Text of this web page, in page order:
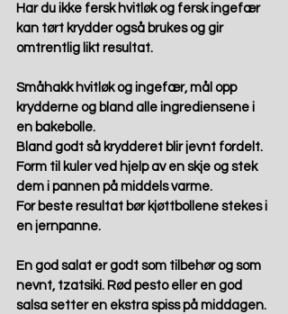
Har du ikke fersk hvitløk og fersk ingefær
kan tørt krydder også brukes og gir
omtrentlig likt resultat.
Småhakk hvitløk og ingefær, mål opp
krydderne og bland alle ingrediensene i
en bakebolle.
Bland godt så krydderet blir jevnt fordelt.
Form til kuler ved hjelp av en skje og stek
dem i pannen på middels varme.
For beste resultat bør kjøttbollene stekes i
en jernpanne.
En god salat er godt som tilbehør og som
nevnt, tzatsiki. Rød pesto eller en god
salsa setter en ekstra spiss på middagen.